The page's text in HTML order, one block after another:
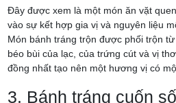
Đây được xem là một món ăn vặt
vào sự kết hợp gia vị và nguyên liệu
Món bánh tráng trộn được phối trộn
béo bùi của lạc, của trứng cút và vị
đồng nhất tạo nên một hương vị có
3. Bánh tráng cuốn